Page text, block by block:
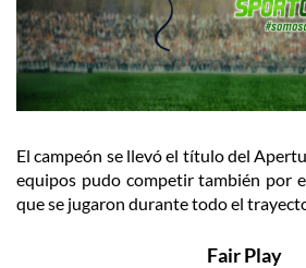
El campeón se llevó el título del
equipos pudo competir también por
que se jugaron durante todo el
Fair Play